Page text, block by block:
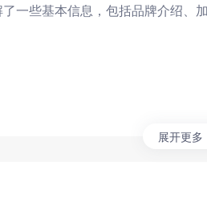
一些基本信息，包括品牌介绍、
包括加
展开更多